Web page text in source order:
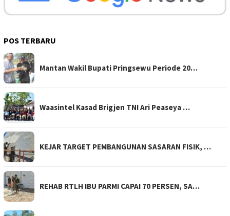
POS TERBARU
Mantan Wakil Bupati Pringsewu Periode 20…
Waasintel Kasad Brigjen TNI Ari Peaseya …
KEJAR TARGET PEMBANGUNAN SASARAN FISIK, …
REHAB RTLH IBU PARMI CAPAI 70 PERSEN, SA…